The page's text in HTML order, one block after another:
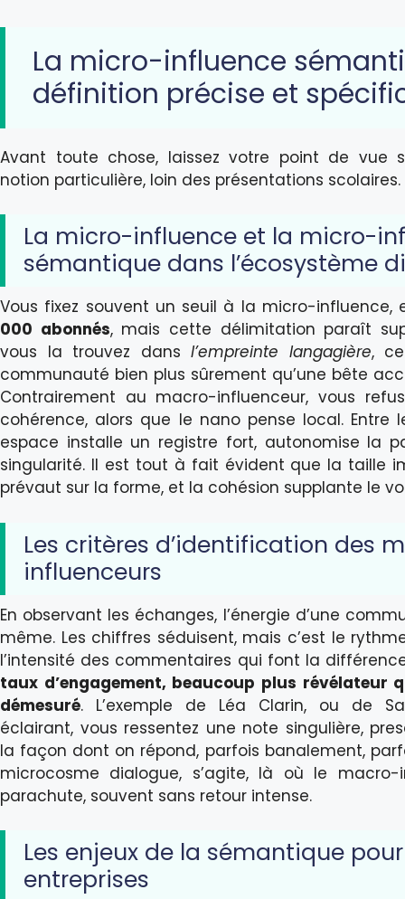
La micro-influence
définition précise et
Avant toute chose, laissez votre point de vue
notion particulière, loin des présentations scolaires.
La micro-influence et la micro-
sémantique dans l’écosystème
Vous fixez souvent un seuil à la micro-influence,
000 abonnés, mais cette délimitation paraît
vous la trouvez dansl’empreinte langagière,
communauté bien plus sûrement qu’une bête
Contrairement au macro-influenceur, vous
cohérence, alors que le nano pense local. Entre
espace installe un registre fort, autonomise la
singularité. Il est tout à fait évident que la taille
prévaut sur la forme, et la cohésion supplante le
Les critères d’identification des
influenceurs
En observant les échanges, l’énergie d’une
même. Les chiffres séduisent, mais c’est le
l’intensité des commentaires qui font la
taux d’engagement, beaucoup plus révélateur
démesuré. L’exemple de Léa Clarin, ou de
éclairant, vous ressentez une note singulière,
la façon dont on répond, parfois banalement,
microcosme dialogue, s’agite, là où le macro-
parachute, souvent sans retour intense.
Les enjeux de la sémantique
entreprises